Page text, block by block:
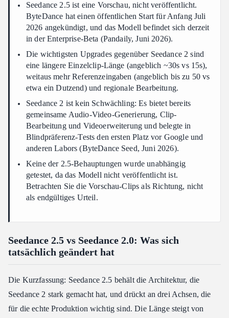
Seedance 2.5 ist eine Vorschau, nicht veröffentlicht.
ByteDance hat einen öffentlichen Start für Anfang Juli
2026 angekündigt, und das Modell befindet sich derzeit
in der Enterprise-Beta (Pandaily, Juni 2026).
Die wichtigsten Upgrades gegenüber Seedance 2 sind
eine längere Einzelclip-Länge (angeblich ~30s vs 15s),
weitaus mehr Referenzeingaben (angeblich bis zu 50 vs
etwa ein Dutzend) und regionale Bearbeitung.
Seedance 2 ist kein Schwächling: Es bietet bereits
gemeinsame Audio-Video-Generierung, Clip-
Bearbeitung und Videoerweiterung und belegte in
Blindpräferenz-Tests den ersten Platz vor Google und
anderen Labors (ByteDance Seed, Juni 2026).
Keine der 2.5-Behauptungen wurde unabhängig
getestet, da das Modell nicht veröffentlicht ist.
Betrachten Sie die Vorschau-Clips als Richtung, nicht
als endgültiges Urteil.
Seedance 2.5 vs Seedance 2.0: Was sich
tatsächlich geändert hat
Die Kurzfassung: Seedance 2.5 behält die Architektur, die
Seedance 2 stark gemacht hat, und drückt an drei Achsen, die
für die echte Produktion wichtig sind. Die Länge steigt von